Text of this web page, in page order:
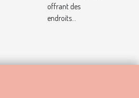
offrant des
endroits...